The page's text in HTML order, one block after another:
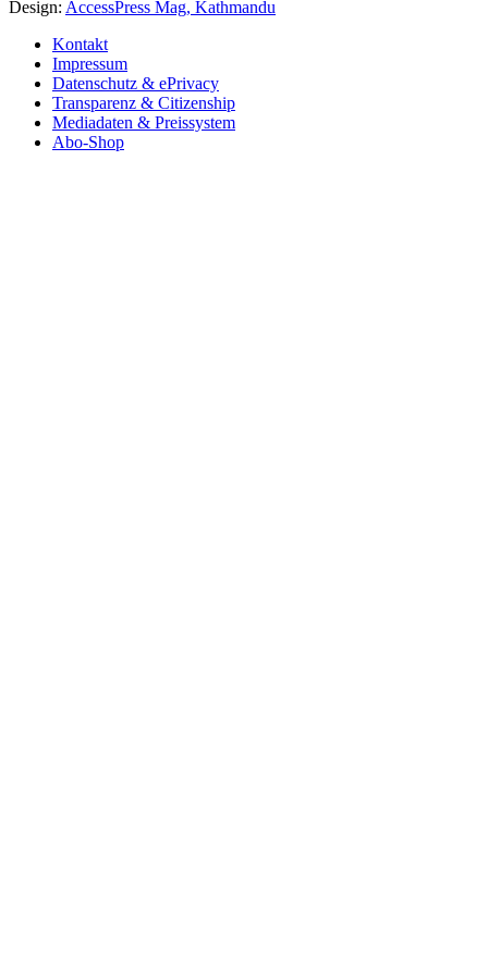
Design: AccessPress Mag, Kathmandu
Kontakt
Impressum
Datenschutz & ePrivacy
Transparenz & Citizenship
Mediadaten & Preissystem
Abo-Shop